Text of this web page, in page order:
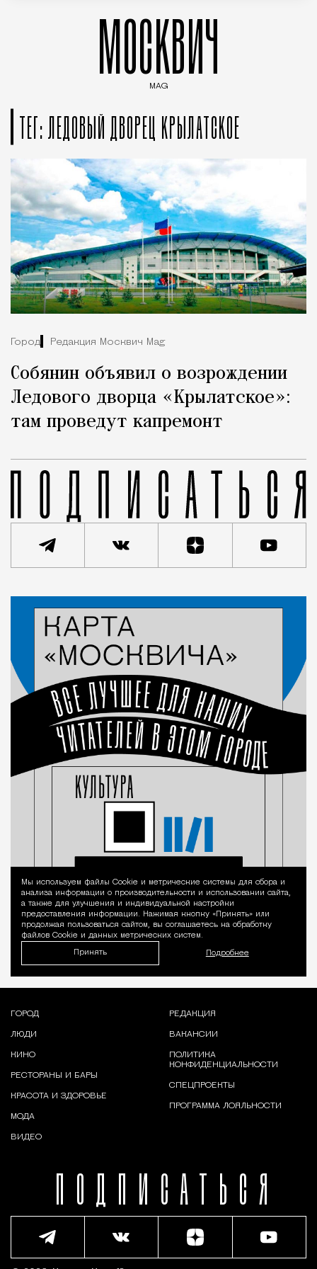
МОСКВИЧ
MAG
ТЕГ: ЛЕДОВЫЙ ДВОРЕЦ КРЫЛАТСКОЕ
Город Редакция Москвич Mag
Собянин объявил о возрождении
Ледового дворца «Крылатское»:
там проведут капремонт
Уведомление
Мы используем файлы Сookie и метрические системы для сбора и
анализа информации о производительности и использовании сайта,
а также для улучшения и индивидуальной настройки
предоставления информации. Нажимая кнопку «Принять» или
продолжая пользоваться сайтом, вы соглашаетесь на обработку
файлов Cookie и данных метрических систем.
Принять Подробнее
ПОДПИСАТЬСЯ
ГОРОД
ЛЮДИ
КИНО
РЕСТОРАНЫ И БАРЫ
КРАСОТА И ЗДОРОВЬЕ
МОДА
ВИДЕО
РЕДАКЦИЯ
ВАКАНСИИ
ПОЛИТИКА
КОНФИДЕНЦИАЛЬНОСТИ
СПЕЦПРОЕКТЫ
ПРОГРАММА ЛОЯЛЬНОСТИ